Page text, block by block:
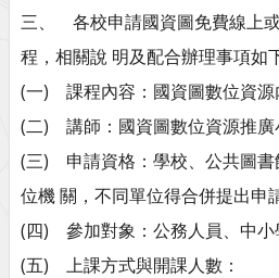
三、 各校申請國資圖免費線上
程，相關說 明及配合辦理事項如
(一) 課程內容：國資圖數位資源
(二) 講師：國資圖數位資源推廣
(三) 申請資格：學校、公共圖書
位機 關，不同單位得合併提出申
(四) 參加對象：公務人員、中小
(五) 上課方式與開課人數：